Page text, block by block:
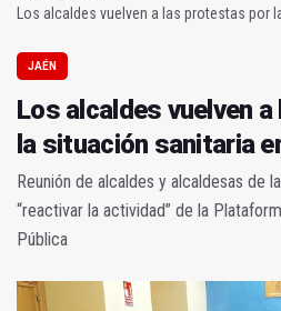
Los alcaldes vuelven a las protestas por
JAÉN
Los alcaldes vuelven
la situación sanitaria
Reunión de alcaldes y alcaldesas de
“reactivar la actividad” de la
Pública